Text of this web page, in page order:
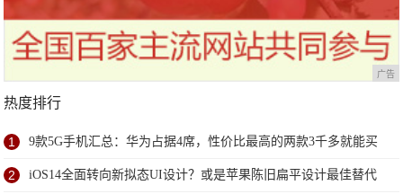
广告
热度排行
1 9款5G手机汇总：华为占据4席，性价比最高的两款3千多就能买
到
2 iOS14全面转向新拟态UI设计？或是苹果陈旧扁平设计最佳替代